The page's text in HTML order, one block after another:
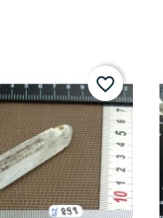
favorite_border